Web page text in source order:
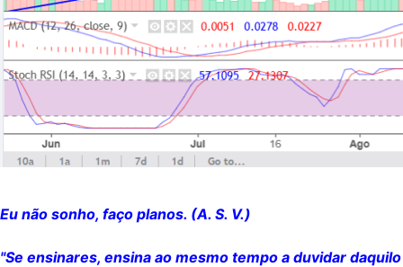
Eu não sonho, faço planos. (A. S. V.)
"Se ensinares, ensina ao mesmo tempo a duvidar daquilo